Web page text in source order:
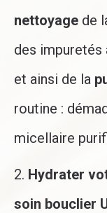
nettoyage de
des impuretés
et ainsi de la
routine :
micellaire
2. Hydrater
soin bouclier